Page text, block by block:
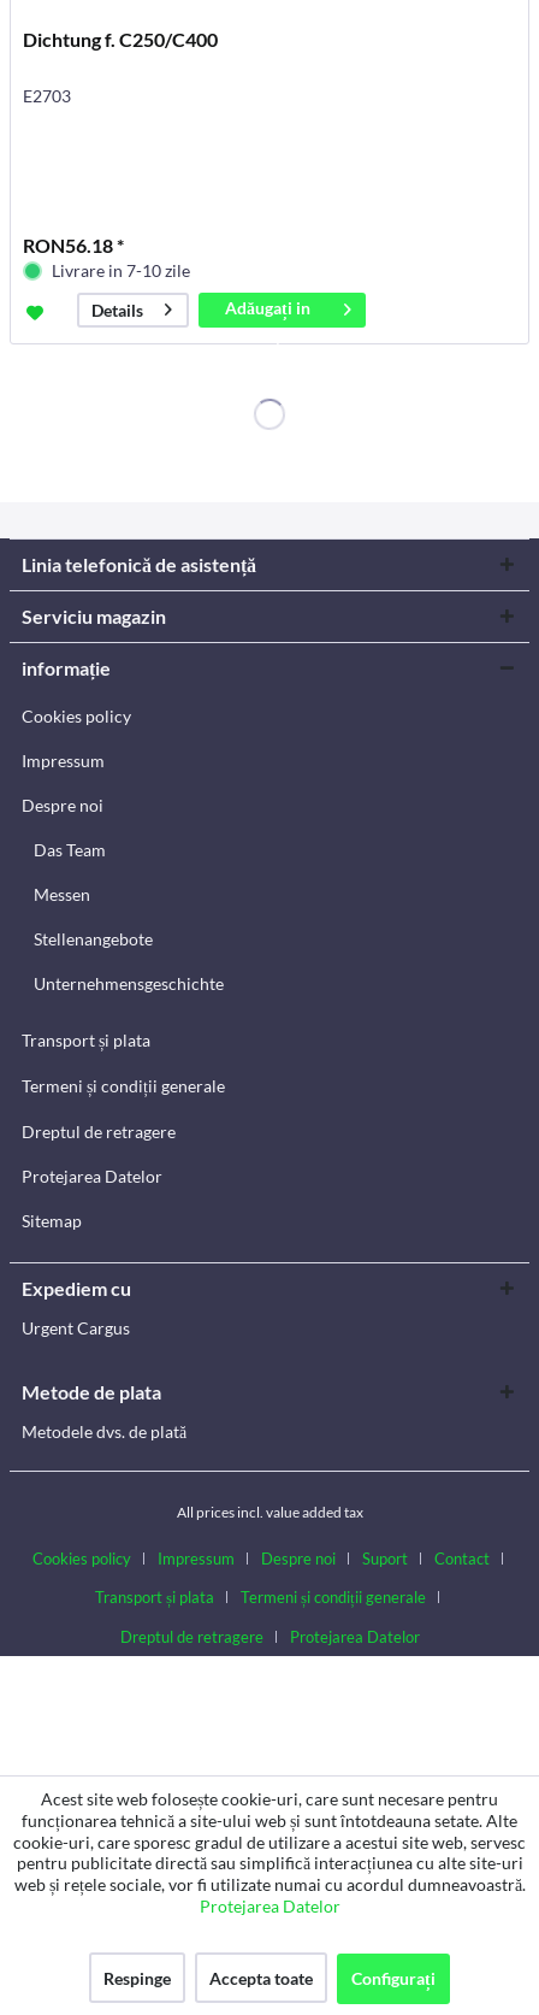
Dichtung f. C250/C400
E2703
RON56.18 *
Livrare in 7-10 zile
Details
Adăugați in
coș
Linia telefonică de asistență
Serviciu magazin
informație
Cookies policy
Impressum
Despre noi
Das Team
Messen
Stellenangebote
Unternehmensgeschichte
Transport și plata
Termeni și condiții generale
Dreptul de retragere
Protejarea Datelor
Sitemap
Expediem cu
Urgent Cargus
Metode de plata
Metodele dvs. de plată
All prices incl. value added tax
Cookies policy Impressum Despre noi Suport
Contact
Transport și plata
Termeni și condiții generale
Dreptul de retragere Protejarea Datelor
Acest site web folosește cookie-uri, care sunt necesare pentru
funcționarea tehnică a site-ului web și sunt întotdeauna setate. Alte
cookie-uri, care sporesc gradul de utilizare a acestui site web, servesc
pentru publicitate directă sau simplifică interacțiunea cu alte site-uri
web și rețele sociale, vor fi utilizate numai cu acordul dumneavoastră.
Protejarea Datelor
Respinge Accepta toate Configurați